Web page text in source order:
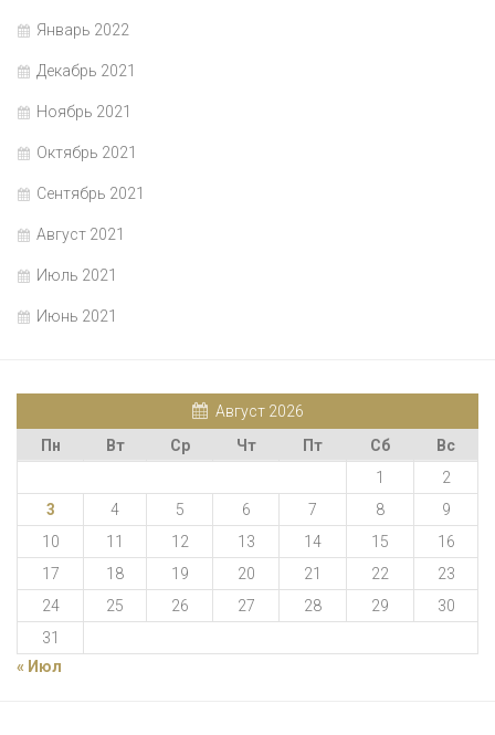
Январь 2022
Декабрь 2021
Ноябрь 2021
Октябрь 2021
Сентябрь 2021
Август 2021
Июль 2021
Июнь 2021
Август 2026
Пн
Вт Ср Чт Пт Сб
Вс
1
2
3
4 5 6 7 8
9
10
11 12 13 14 15
16
17
18 19 20 21 22
23
24
25 26 27 28 29
30
31
« Июл